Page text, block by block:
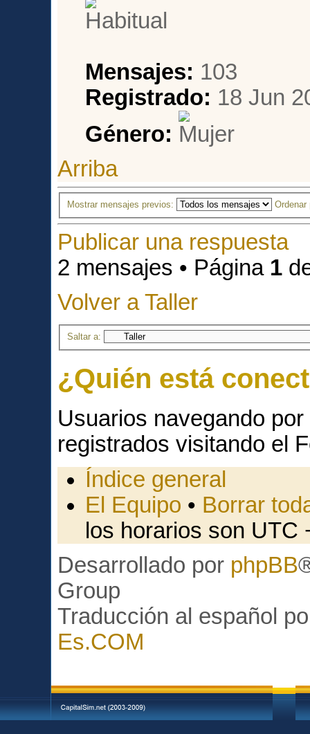
Mensajes: 103
Registrado: 18 Jun
Género:
Arriba
Mostrar mensajes previos:
Publicar una respuesta
2 mensajes • Página 1
Volver a Taller
Saltar a:
¿Quién está
Usuarios navegando
registrados visitando el
Índice general
El Equipo • Borrar
los horarios son UTC
Desarrollado por phpBB
Group
Traducción al español
Es.COM